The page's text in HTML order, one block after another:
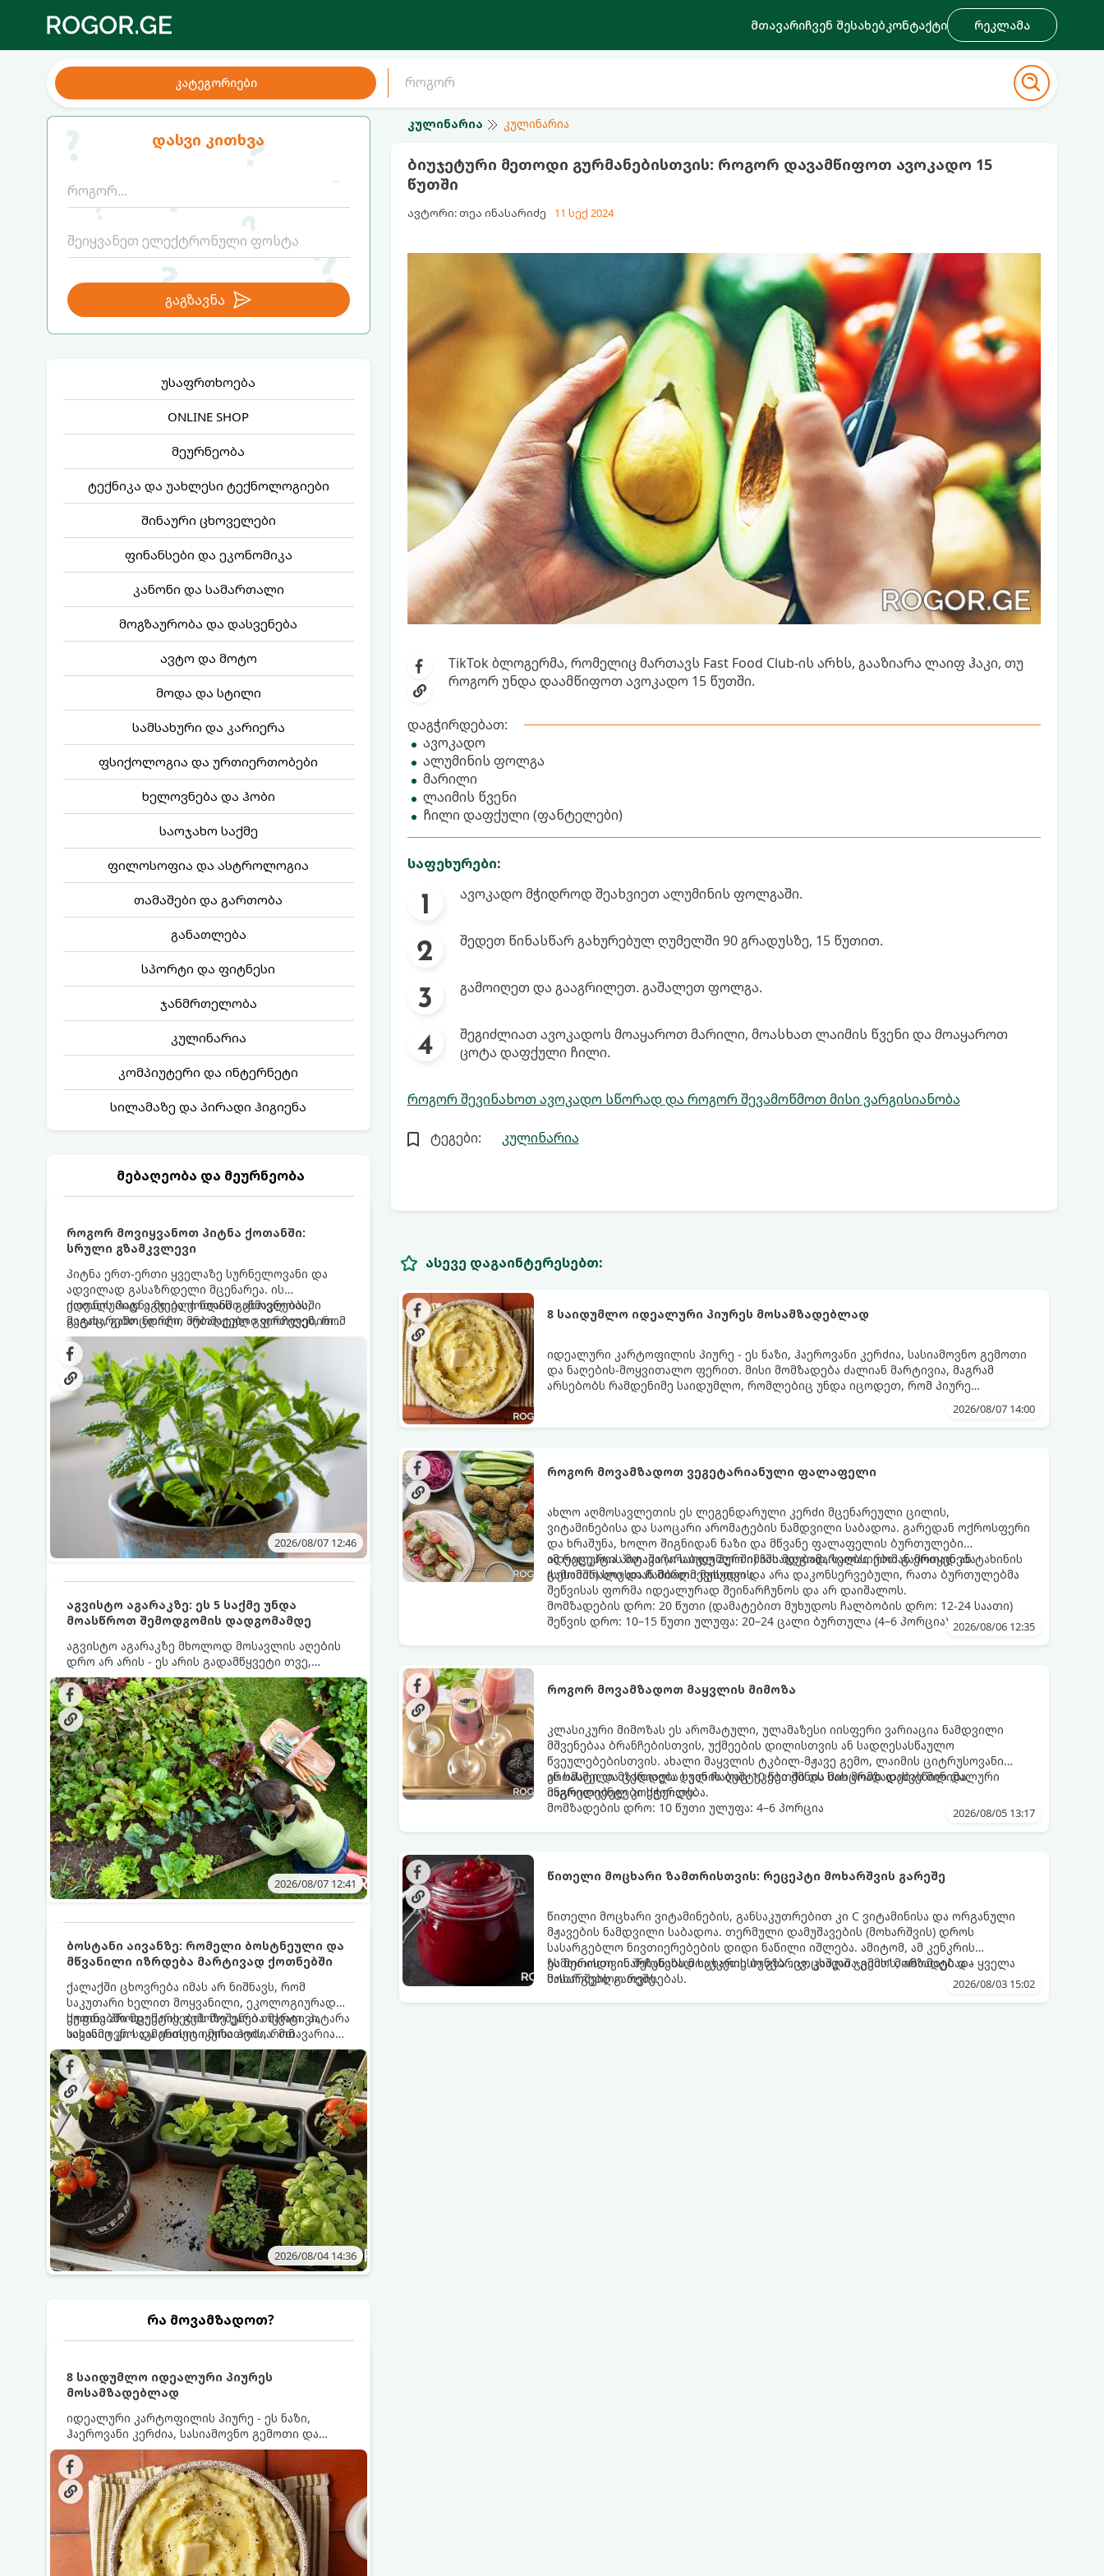
მთავარიჩვენ შესახებკონტაქტი რეკლამა
კატეგორიები
დასვი კითხვა
გაგზავნა
უსაფრთხოება
ONLINE SHOP
მეურნეობა
ტექნიკა და უახლესი ტექნოლოგიები
შინაური ცხოველები
ფინანსები და ეკონომიკა
კანონი და სამართალი
მოგზაურობა და დასვენება
ავტო და მოტო
მოდა და სტილი
სამსახური და კარიერა
ფსიქოლოგია და ურთიერთობები
ხელოვნება და ჰობი
საოჯახო საქმე
ფილოსოფია და ასტროლოგია
თამაშები და გართობა
განათლება
სპორტი და ფიტნესი
ჯანმრთელობა
კულინარია
კომპიუტერი და ინტერნეტი
სილამაზე და პირადი ჰიგიენა
მებაღეობა და მეურნეობა
როგორ მოვიყვანოთ პიტნა ქოთანში:
სრული გზამკვლევი
პიტნა ერთ-ერთი ყველაზე სურნელოვანი და
ადვილად გასაზრდელი მცენარეა. ის
იდეალურად ეგუება ქოთანში ცხოვრებას,
მეტიც, გამოცდილი მებაღეები გვირჩევენ, რომ
პიტნა მხოლოდ ქოთანში მოვიყვანოთ, რადგან
ღია გრუნტში (ბაღში) დარგვისას ის ფესვებით
ძალიან სწრაფად ვრცელდება და სხვა
მცენარეებს ავიწროებს.
ქოთნის პიტნა მთელი წლის განმავლობაში
გაგახარებთ ნორჩი, არომატული ფოთლებით
ჩაის, ლიმონათისა თუ კერძებისთვის.
2026/08/07 12:46
აგვისტო აგარაკზე: ეს 5 საქმე უნდა
მოასწროთ შემოდგომის დადგომამდე
აგვისტო აგარაკზე მხოლოდ მოსავლის აღების
დრო არ არის - ეს არის გადამწყვეტი თვე,
როდესაც საფუძველი ეყრება მომავალი წლის
მოსავალს და ბაღი მზადდება შემოდგომა-
ზამთრის სეზონისთვის. იმისათვის, რომ
ნიადაგმა ენერგია აღიდგინოს, ხოლო
მცენარეებმა ზამთარს გაუძლონ, აგვისტოს
ბოლომდე 5 მნიშვნელოვანი საქმის გაკეთება
უნდა მოასწროთ:
2026/08/07 12:41
ბოსტანი აივანზე: რომელი ბოსტნეული და
მწვანილი იზრდება მარტივად ქოთნებში
ქალაქში ცხოვრება იმას არ ნიშნავს, რომ
საკუთარი ხელით მოყვანილი, ეკოლოგიურად
სუფთა პროდუქტის გემოზე უარი თქვათ. პატარა
აივანიც კი საკმარისია იმისათვის, რომ
მოიწყოთ მინი-ბოსტანი, საიდანაც
ყოველდღიურად ახალ, არომატულ მწვანილსა
და ბოსტნეულს მოკრეფთ.
ქოთნებში მცენარეების მოშენება მარტივი,
სასიამოვნო და ესთეტიკური ჰობია. მთავარია
იცოდეთ, რომელი კულტურები ეგუებიან
ქოთნის პირობებს ყველაზე კარგად და როგორ
მოუაროთ მათ სწორად.
2026/08/04 14:36
რა მოვამზადოთ?
8 საიდუმლო იდეალური პიურეს
მოსამზადებლად
იდეალური კარტოფილის პიურე - ეს ნაზი,
ჰაეროვანი კერძია, სასიამოვნო გემოთი და
ნაღების-მოყვითალო ფერით. მისი მომზადება
ძალიან მარტივია, მაგრამ არსებობს რამდენიმე
საიდუმლო, რომლებიც უნდა იცოდეთ, რომ
პიურე იდეალურად გემრიელი გამოვიდეს.
კულინარია კულინარია
ბიუჯეტური მეთოდი გურმანებისთვის: როგორ დავამწიფოთ ავოკადო 15
წუთში
ავტორი: თეა ინასარიძე 11 სექ 2024
TikTok ბლოგერმა, რომელიც მართავს Fast Food Club-ის არხს, გააზიარა ლაიფ ჰაკი, თუ
როგორ უნდა დაამწიფოთ ავოკადო 15 წუთში.
დაგჭირდებათ:
ავოკადო
ალუმინის ფოლგა
მარილი
ლაიმის წვენი
ჩილი დაფქული (ფანტელები)
საფეხურები:
ავოკადო მჭიდროდ შეახვიეთ ალუმინის ფოლგაში.
შედეთ წინასწარ გახურებულ ღუმელში 90 გრადუსზე, 15 წუთით.
გამოიღეთ და გააგრილეთ. გაშალეთ ფოლგა.
შეგიძლიათ ავოკადოს მოაყაროთ მარილი, მოასხათ ლაიმის წვენი და მოაყაროთ
ცოტა დაფქული ჩილი.
როგორ შევინახოთ ავოკადო სწორად და როგორ შევამოწმოთ მისი ვარგისიანობა
ტეგები: კულინარია
ასევე დაგაინტერესებთ:
8 საიდუმლო იდეალური პიურეს მოსამზადებლად
იდეალური კარტოფილის პიურე - ეს ნაზი, ჰაეროვანი კერძია, სასიამოვნო გემოთი
და ნაღების-მოყვითალო ფერით. მისი მომზადება ძალიან მარტივია, მაგრამ
არსებობს რამდენიმე საიდუმლო, რომლებიც უნდა იცოდეთ, რომ პიურე
2026/08/07 14:00
როგორ მოვამზადოთ ვეგეტარიანული ფალაფელი
ახლო აღმოსავლეთის ეს ლეგენდარული კერძი მცენარეული ცილის,
ვიტამინებისა და საოცარი არომატების ნამდვილი საბადოა. გარედან ოქროსფერი
და ხრაშუნა, ხოლო შიგნიდან ნაზი და მწვანე ფალაფელის ბურთულები
იდეალურია პიტაში (არაბულ პურში) ჩასადებად, სალათებთან ერთად ან ტახინის
(სესამის) სოუსთან მირთმევისთვის.
ამ რეცეპტის მთავარი საიდუმლო იმაში მდგომარეობს, რომ გამოიყენება
გამომშრალი და ჩამბალი მუხუდო და არა დაკონსერვებული, რათა ბურთულებმა
შეწვისას ფორმა იდეალურად შეინარჩუნოს და არ დაიშალოს.
მომზადების დრო: 20 წუთი (დამატებით მუხუდოს ჩალბობის დრო: 12-24 საათი)
შეწვის დრო: 10–15 წუთი ულუფა: 20–24 ცალი ბურთულა (4–6 პორცია) 2026/08/06 12:35
როგორ მოვამზადოთ მაყვლის მიმოზა
კლასიკური მიმოზას ეს არომატული, ულამაზესი იისფერი ვარიაცია ნამდვილი
მშვენებაა ბრანჩებისთვის, უქმეების დილისთვის ან სადღესასწაულო
წვეულებებისთვის. ახალი მაყვლის ტკბილ-მჟავე გემო, ლაიმის ციტრუსოვანი
არომატი და ცქრიალა ღვინის ბუშტუკები ქმნის საოცრად დახვეწილ და
მაგრილებელ კოქტეილს.
ეს სასმელი მზადდება სულ რაღაც 10 წუთში და მის მომზადებას მინიმალური
ინგრედიენტები სჭირდება.
მომზადების დრო: 10 წუთი ულუფა: 4–6 პორცია
2026/08/05 13:17
წითელი მოცხარი ზამთრისთვის: რეცეპტი მოხარშვის გარეშე
წითელი მოცხარი ვიტამინების, განსაკუთრებით კი C ვიტამინისა და ორგანული
მჟავების ნამდვილი საბადოა. თერმული დამუშავების (მოხარშვის) დროს
სასარგებლო ნივთიერებების დიდი ნაწილი იშლება. ამიტომ, ამ კენკრის
ზამთრისთვის შესანახად საუკეთესო გზა „ცოცხალი ჯემის“ მომზადებაა -
მოხარშვის გარეშე.
ეს მეთოდი ინარჩუნებს მოცხარის ბუნებრივ, კაშკაშა გემოს, არომატს და ყველა
სასარგებლო თვისებას.
2026/08/03 15:02